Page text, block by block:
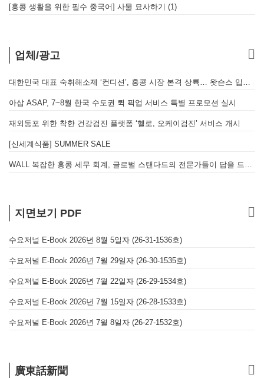
[홍콩 생활을 위한 필수 중국어] 사물 묘사하기 (1)
업체/광고
대한민국 대표 숙취해소제 ‘컨디션’, 홍콩 시장 본격 상륙… 왓슨스 입점 기념 할인 행사 진행
아삽 ASAP, 7~8월 한국 수도권 퀵 픽업 서비스 특별 프로모션 실시
재외동포 위한 착한 건강검진 플랫폼 ‘헬로, 오케이검진’ 서비스 개시
[신세계식품] SUMMER SALE
WALL 복잡한 홍콩 세무 회계, 글로벌 스탠다드의 전문가들이 답을 드립니다! - 법인설립, 회계, 감사
지면보기 PDF
수요저널 E-Book 2026년 8월 5일자 (26-31-1536호)
수요저널 E-Book 2026년 7월 29일자 (26-30-1535호)
수요저널 E-Book 2026년 7월 22일자 (26-29-1534호)
수요저널 E-Book 2026년 7월 15일자 (26-28-1533호)
수요저널 E-Book 2026년 7월 8일자 (26-27-1532호)
廣東話新聞